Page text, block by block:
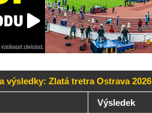
výsledky: Zlatá tretra Ostrava 2026
Výsledek